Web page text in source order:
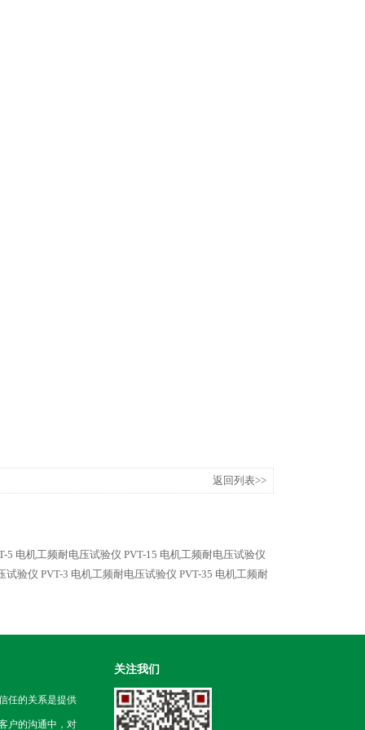
返回列表>>
5 电机工频耐电压试验仪 PVT-15 电机工频耐电压试验仪
试验仪 PVT-3 电机工频耐电压试验仪 PVT-35 电机工频耐
任的关系是提供
户的沟通中，对
关注我们